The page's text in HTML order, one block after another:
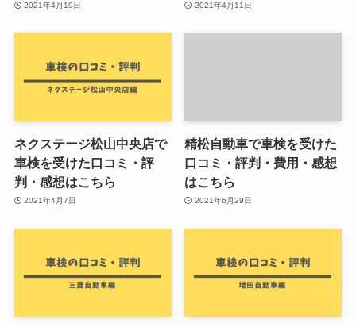
2021年4月19日 2021年4月11日
ネクステージ松山中央店で
車検を受けた口コミ・評
判・感想はこちら
2021年4月7日
精松自動車で車検を受けた
口コミ・評判・費用・感想
はこちら
2021年6月29日